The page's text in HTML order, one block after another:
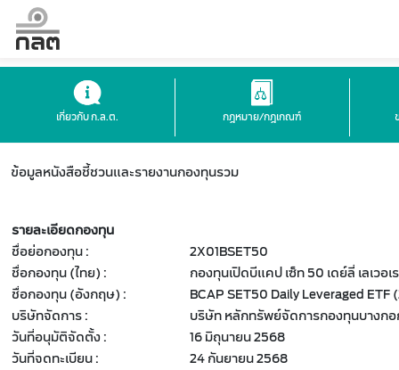
เกี่ยวกับ ก.ล.ต. กฎหมาย/กฎเกณฑ์
ข้อมูลหนังสือชี้ชวนและรายงานกองทุนรวม
รายละเอียดกองทุน
ชื่อย่อกองทุน :
2X01BSET50
ชื่อกองทุน (ไทย) :
กองทุนเปิดบีแคป เซ็ท 50 เดย์ลี่ เลเวอ
ชื่อกองทุน (อังกฤษ) :
BCAP SET50 Daily Leveraged ETF
บริษัทจัดการ :
บริษัท หลักทรัพย์จัดการกองทุนบางก
วันที่อนุมัติจัดตั้ง :
16 มิถุนายน 2568
วันที่จดทะเบียน :
24 กันยายน 2568